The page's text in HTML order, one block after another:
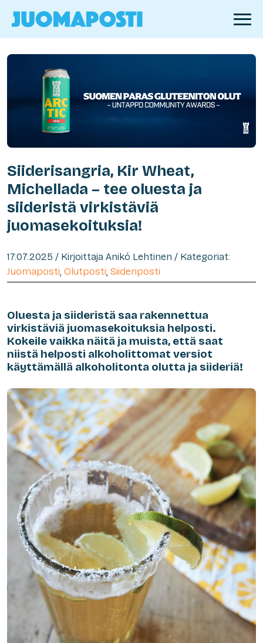
Siiderisangria, Kir Wheat,
Michellada – tee oluesta ja
siideristä virkistäviä
juomasekoituksia!
17.07.2025 / Kirjoittaja Anikó Lehtinen / Kategoriat:
Juomaposti, Olutposti, Siideriposti
Oluesta ja siideristä saa rakennettua
virkistäviä juomasekoituksia helposti.
Kokeile vaikka näitä ja muista, että saat
niistä helposti alkoholittomat versiot
käyttämällä alkoholitonta olutta ja siideriä!